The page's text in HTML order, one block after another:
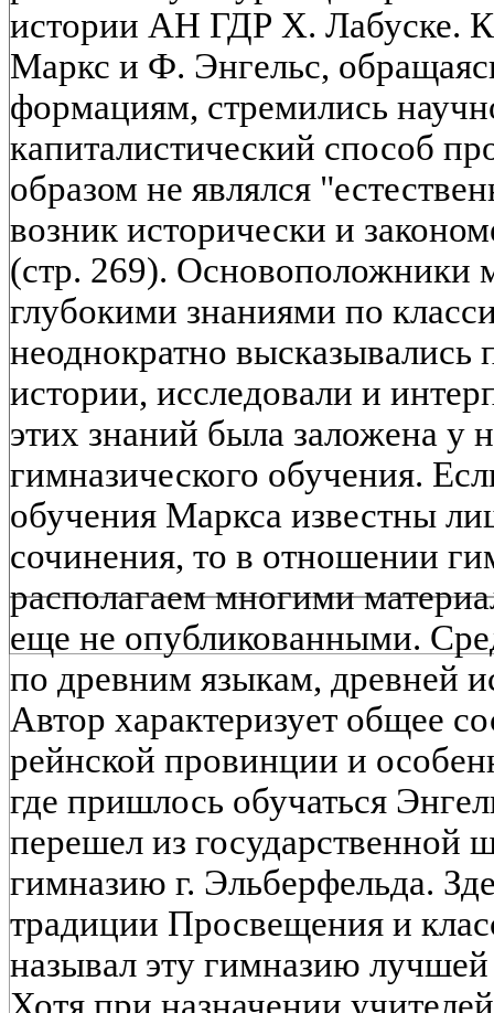
истории АН ГДР Х. Лабуске.
Маркс и Ф. Энгельс,
формациям, стремились
капиталистический способ
образом не являлся
возник исторически и
(стр. 269). Основоположники
глубокими знаниями по
неоднократно высказывались
истории, исследовали и
этих знаний была заложена у
гимназического обучения.
обучения Маркса известны
сочинения, то в отношении
располагаем многими
еще не опубликованными.
по древним языкам, древней
Автор характеризует общее
рейнской провинции и
где пришлось обучаться
перешел из государственной
гимназию г. Эльберфельда.
традиции Просвещения и
называл эту гимназию